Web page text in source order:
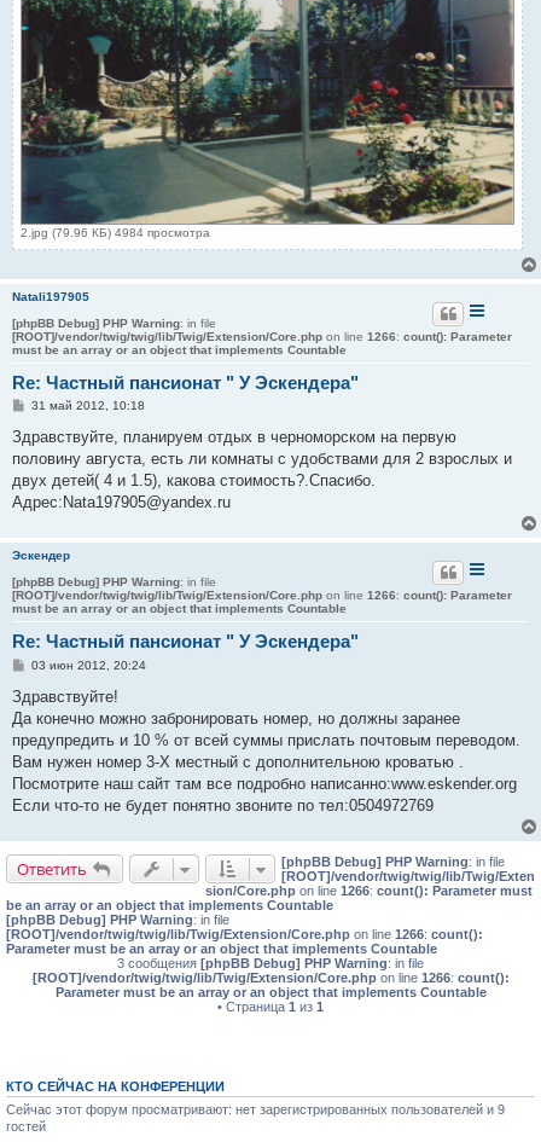
2.jpg (79.96 КБ) 4984 просмотра
Natali197905
[phpBB Debug] PHP Warning: in file
[ROOT]/vendor/twig/twig/lib/Twig/Extension/Core.php on line 1266: count(): Parameter
must be an array or an object that implements Countable
Re: Частный пансионат " У Эскендера"
С
о
б
щ
е
н
и
31 май 2012, 10:18
Здравствуйте, планируем отдых в черноморском на первую
половину августа, есть ли комнаты с удобствами для 2 взрослых и
двух детей( 4 и 1.5), какова стоимость?.Спасибо.
Адрес:Nata197905@yandex.ru
Эскендер
[phpBB Debug] PHP Warning: in file
[ROOT]/vendor/twig/twig/lib/Twig/Extension/Core.php on line 1266: count(): Parameter
must be an array or an object that implements Countable
Re: Частный пансионат " У Эскендера"
С
о
б
щ
е
и
е
03 июн 2012, 20:24
Здравствуйте!
Да конечно можно забронировать номер, но должны заранее
предупредить и 10 % от всей суммы прислать почтовым переводом.
Вам нужен номер 3-Х местный с дополнительною кроватью .
Посмотрите наш сайт там все подробно написанно:www.eskender.org
Если что-то не будет понятно звоните по тел:0504972769
Ответить [phpBB Debug] PHP Warning: in file
[ROOT]/vendor/twig/twig/lib/Twig/Exten
sion/Core.php on line 1266: count(): Parameter must
be an array or an object that implements Countable
[phpBB Debug] PHP Warning: in file
[ROOT]/vendor/twig/twig/lib/Twig/Extension/Core.php on line 1266: count():
Parameter must be an array or an object that implements Countable
3 сообщения [phpBB Debug] PHP Warning: in file
[ROOT]/vendor/twig/twig/lib/Twig/Extension/Core.phpon line 1266: count():
Parameter must be an array or an object that implements Countable
• Страница 1 из 1
КТО СЕЙЧАС НА КОНФЕРЕНЦИИ
Сейчас этот форум просматривают: нет зарегистрированных пользователей и 9
гостей